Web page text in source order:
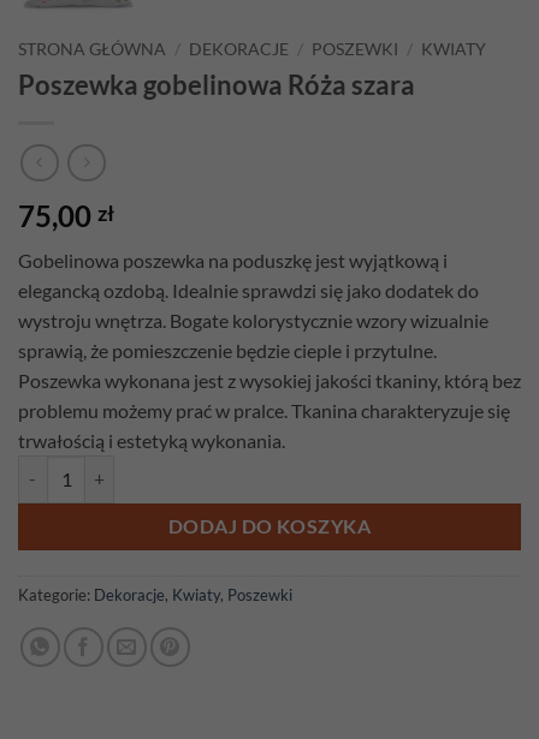
STRONA GŁÓWNA / DEKORACJE / POSZEWKI / KWIATY
Poszewka gobelinowa Róża szara
75,00 zł
Gobelinowa poszewka na poduszkę jest wyjątkową i
elegancką ozdobą. Idealnie sprawdzi się jako dodatek do
wystroju wnętrza. Bogate kolorystycznie wzory wizualnie
sprawią, że pomieszczenie będzie cieple i przytulne.
Poszewka wykonana jest z wysokiej jakości tkaniny, którą bez
problemu możemy prać w pralce. Tkanina charakteryzuje się
trwałością i estetyką wykonania.
DODAJ DO KOSZYKA
Kategorie: Dekoracje, Kwiaty, Poszewki